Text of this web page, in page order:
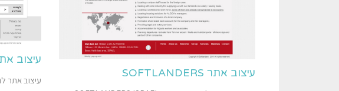
עיצוב אתר SOFTLANDERS
עיצוב
עיצוב אתר